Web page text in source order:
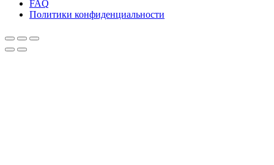
FAQ
Политики конфиденциальности